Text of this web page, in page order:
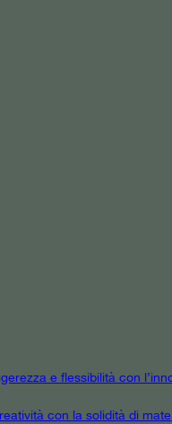
e flessibilità con
con la solidità di